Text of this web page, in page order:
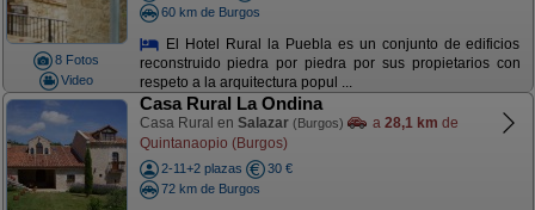
8 Fotos
Video
60 km de Burgos
El Hotel Rural la Puebla es un conjunto de edificios
reconstruido piedra por piedra por sus propietarios con
respeto a la arquitectura popul ...
Casa Rural La Ondina
Casa Rural en Salazar (Burgos) a 28,1 km de
Quintanaopio (Burgos)
2-11+2 plazas
30 €
72 km de Burgos